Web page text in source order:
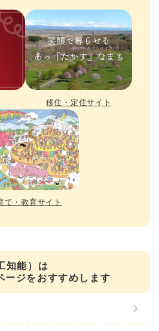
移住・定住サイト
て・教育サイト
知能）は
ージをおすすめします